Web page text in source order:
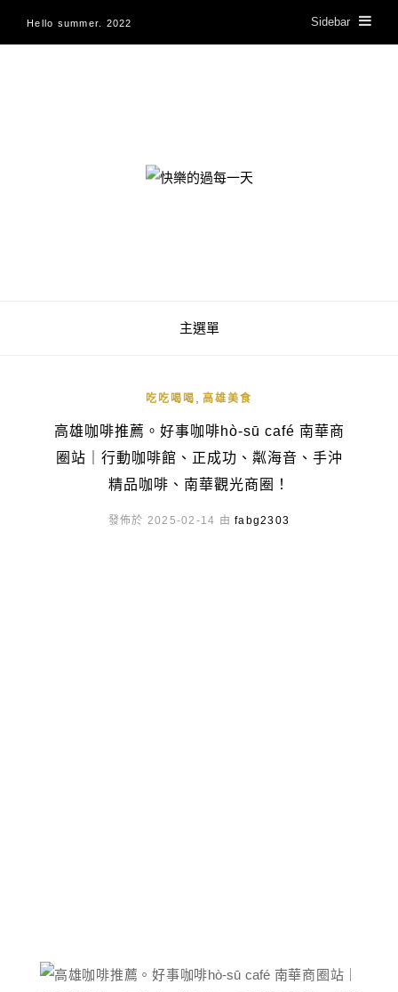
Hello summer. 2022 Sidebar
快樂的過每一天
主選單
吃吃喝喝 高雄美食
高雄咖啡推薦。好事咖啡hò-sū café 南華商
圈站｜行動咖啡館、正成功、粼海音、手沖
精品咖啡、南華觀光商圈！
發佈於 2025-02-14 由fabg2303